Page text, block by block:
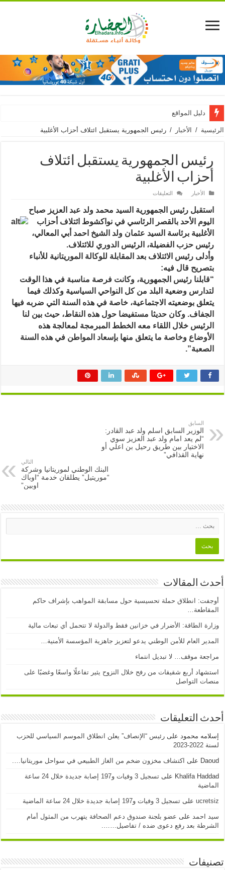
دليل المواقع
الرئيسية / الأخبار / رئيس الجمهورية يستقبل ائتلاف أحزاب الأغلبية
رئيس الجمهورية يستقبل ائتلاف
أحزاب الأغلبية
الأخبار التعليقات
الجمهورية
يستقبل
ائتلاف
أحزاب
الأغلبية
مغلقة
استقبل رئيس الجمهورية السيد محمد ولد عبد العزيز صباح
اليوم الأحد بالقصر
الرئاسي في نواكشوط ائتلاف أحزاب
الأغلبية برئاسة السيد عثمان ولد الشيخ احمد أبي المعالي،
رئيس حزب الفضيلة، الرئيس الدوري للائتلاف.
وأدلى رئيس الائتلاف بعد المقابلة للوكالة الموريتانية للأنباء
بتصريح قال فيه:
“قابلنا رئيس الجمهورية، وكانت فرصة مناسبة في هذا الوقت
لتدارس وضعية البلد من كل النواحي السياسية وكذلك فيما
يتعلق بوضعيته الاجتماعية، خاصة في هذه السنة التي ضربه فيها
الجفاف. وكان حديثا مستفيضا حول هذه النقاط، حيث بين لنا
الرئيس خلال اللقاء معه الخطط المبرمجة لمعالجة هذه
الأوضاع وخاصة ما يتعلق منها بإسعاد المواطن في هذه السنة
الصعبة”.
السابق
الوزير السابق اسلم ولد عبد القادر:
“لم يعد امام ولد عبد العزيز سوي
الاختيار بين طريق رحيل بن اعلي أو
نهاية القذافي”
التالي
البنك الوطني لموريتانيا وشركة
“موريتيل” يطلقان خدمة “اوباك
اوبين”
أحدث المقالات
أوجفت: انطلاق حملة تحسيسية حول مسابقة المواهب بإشراف حاكم
المقاطعة…
وزارة الطاقة: الأضرار في خزانين فقط والدولة لا تتحمل أي تبعات مالية
المدير العام للأمن الوطني يدعو لتعزيز جاهزية المؤسسة الأمنية…
مراجعة موقف… لا تبديل انتماء
استشهاد أربع شقيقات من رفح خلال النزوح يثير تفاعلًا واسعًا وغضبًا على
منصات التواصل
أحدث التعليقات
إسلامه محمود علىرئيس “الإنصاف” يعلن انطلاق الموسم السياسي للحزب
لسنة 2022-2023
Daoud على اكتشاف مخزون ضخم من الغاز الطبيعي في سواحل موريتانيا….
Khalifa Haddad على
تسجيل 3 وفيات و197 إصابة جديدة خلال 24 ساعة
الماضية
ucretsiz علىتسجيل 3 وفيات و197 إصابة جديدة خلال 24 ساعة الماضية
سيد احمد على عضو بلجنة صندوق دعم الصحافة يتهرب من المثول أمام
الشرطة بعد رفع دعوى ضده / تفاصيل…….
تصنيفات